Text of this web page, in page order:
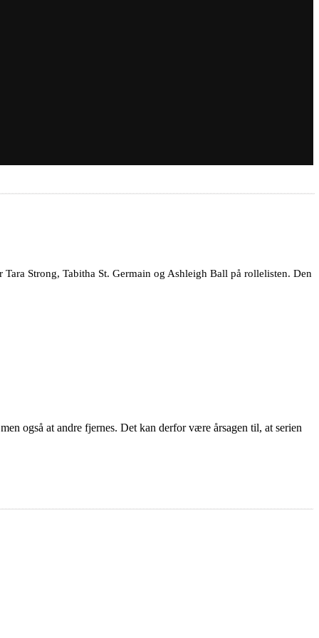
Strong, Tabitha St. Germain og Ashleigh Ball på rollelisten. Den
også at andre fjernes. Det kan derfor være årsagen til, at serien